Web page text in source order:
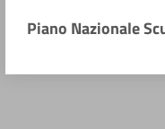
Piano Nazionale